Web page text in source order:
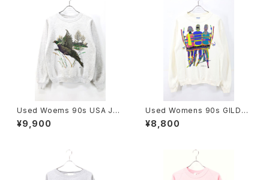
Used Woems 90s USA JER
ZEES Pheasant Animal Art
Graphic Sweat Size M 古着
¥9,900
Used Womens 90s GILDA
N Andrew Carson Ski Art G
raphic Sweat Size M 古着
¥8,800